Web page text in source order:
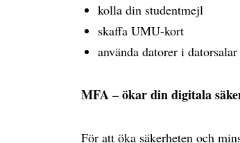
kolla din studentmejl
skaffa UMU-kort
använda datorer i
MFA – ökar din digitala
För att öka säkerheten och